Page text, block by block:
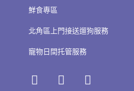
鮮食專區
北角區上門接送遛狗服務
寵物日間托管服務